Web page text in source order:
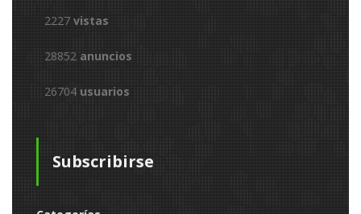
2227 vistas
28852 anuncios
26704 usuarios
Subscribirse